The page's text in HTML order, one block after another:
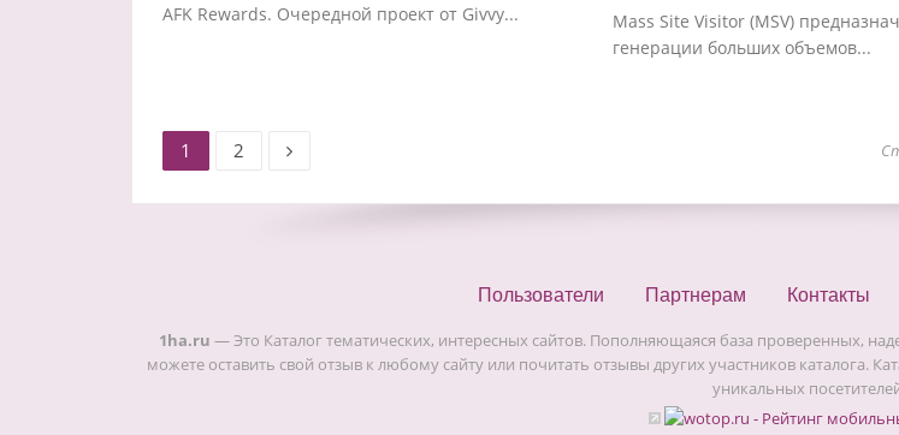
AFK Rewards. Очередной проект от Givvy...
Mass Site Visitor (MSV)
генерации больших объемов...
Пагинация
записей
Старница
1 2
Пользователи Партнерам Контакты
1ha.ru — Это Каталог тематических, интересных сайтов. Пополняющаяся база проверенных,
можете оставить свой отзыв к любому сайту или почитать отзывы других участников каталога.
уникальных